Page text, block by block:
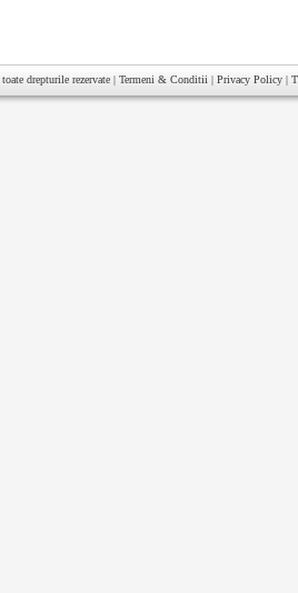
toate drepturile rezervate | Termeni & Conditii | Privacy Policy |